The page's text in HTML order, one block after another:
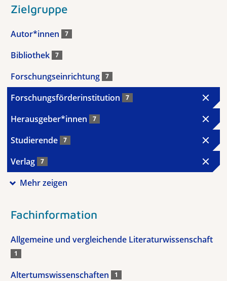
Zielgruppe
Autor*innen 7
Bibliothek 7
Forschungseinrichtung 7
Forschungsförderinstitution 7
Herausgeber*innen 7
Studierende 7
Verlag 7
Mehr zeigen
Fachinformation
Allgemeine und vergleichende Literaturwissenschaft
1
Altertumswissenschaften 1